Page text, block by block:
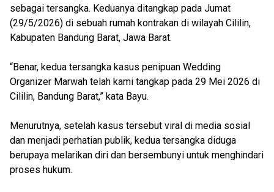
sebagai tersangka. Keduanya ditangkap pada Jumat
(29/5/2026) di sebuah rumah kontrakan di wilayah Cililin,
Kabupaten Bandung Barat, Jawa Barat.
“Benar, kedua tersangka kasus penipuan Wedding
Organizer Marwah telah kami tangkap pada 29 Mei 2026 di
Cililin, Bandung Barat,” kata Bayu.
Menurutnya, setelah kasus tersebut viral di media sosial
dan menjadi perhatian publik, kedua tersangka diduga
berupaya melarikan diri dan bersembunyi untuk menghindari
proses hukum.